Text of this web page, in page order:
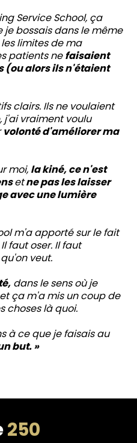
Service School, ça
bossais dans le même
limites de ma
patients nefaisaient
(ou alors ils n'étaient
clairs. Ils ne voulaient
j'ai vraiment voulu
volonté d'améliorer ma
moi, la kiné, ce n'est
etne pas les laisser
avec une lumière
m'a apporté sur le fait
faut oser. Il faut
veut.
dans le sens où je
ça m'a mis un coup de
choses là quoi.
à ce que je faisais au
but. »
250